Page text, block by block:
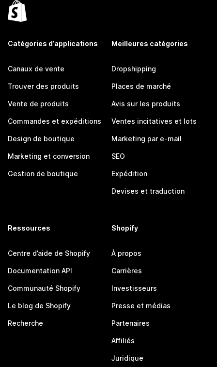
Catégories d’applications
Canaux de vente
Trouver des produits
Vente de produits
Commandes et expéditions
Design de boutique
Marketing et conversion
Gestion de boutique
Meilleures catégories
Dropshipping
Places de marché
Avis sur les produits
Ventes incitatives et lots
Marketing par e-mail
SEO
Expédition
Devises et traduction
Ressources
Centre d’aide de Shopify
Documentation API
Communauté Shopify
Le blog de Shopify
Recherche
Shopify
À propos
Carrières
Investisseurs
Presse et médias
Partenaires
Affiliés
Juridique